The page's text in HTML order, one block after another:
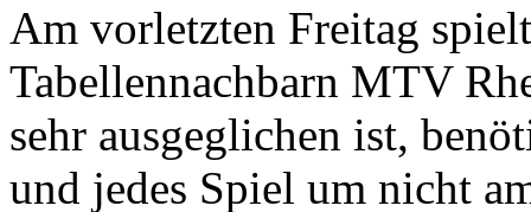
Am vorletzten Freitag
Tabellennachbarn MTV
sehr ausgeglichen ist,
und jedes Spiel um nicht